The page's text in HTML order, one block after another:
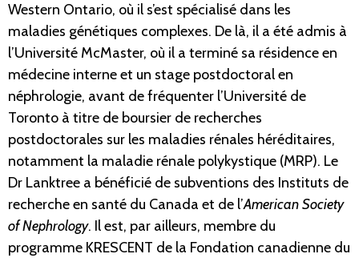
Western Ontario, où il s’est spécialisé dans les
maladies génétiques complexes. De là, il a été admis à
l’Université McMaster, où il a terminé sa résidence en
médecine interne et un stage postdoctoral en
néphrologie, avant de fréquenter l’Université de
Toronto à titre de boursier de recherches
postdoctorales sur les maladies rénales héréditaires,
notamment la maladie rénale polykystique (MRP). Le
Dr Lanktree a bénéficié de subventions des Instituts de
recherche en santé du Canada et de l’American Society
of Nephrology. Il est, par ailleurs, membre du
programme KRESCENT de la Fondation canadienne du